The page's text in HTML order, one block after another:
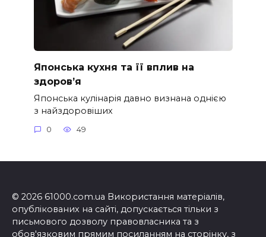
Японська кухня та її вплив на
здоров’я
Японська кулінарія давно визнана однією
з найздоровіших
0 49
© 2026 61000.com.ua Використання матеріалів,
опублікованих на сайті, допускається тільки з
письмового дозволу правовласника та з
обов'язковим прямим посиланням на сторінку, з